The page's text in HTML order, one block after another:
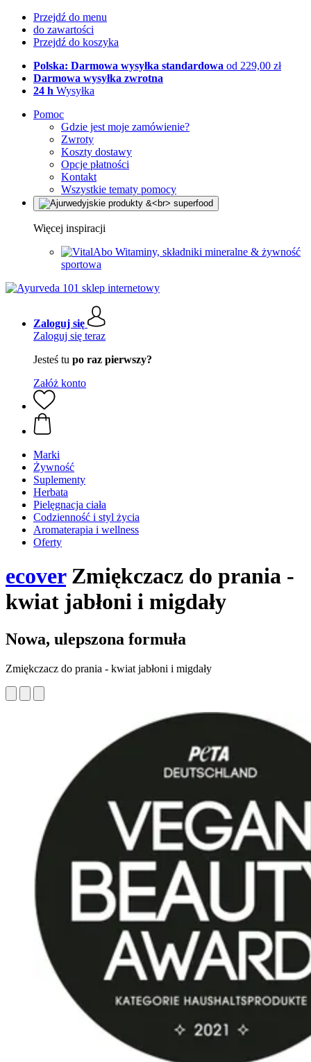
Przejdź do menu
do zawartości
Przejdź do koszyka
Polska: Darmowa wysyłka standardowa od 229,00 zł
Darmowa wysyłka zwrotna
24 h Wysyłka
Pomoc
Gdzie jest moje zamówienie?
Zwroty
Koszty dostawy
Opcje płatności
Kontakt
Wszystkie tematy pomocy
Więcej inspiracji
Witaminy, składniki mineralne & żywność
sportowa
Zaloguj się
Zaloguj się teraz
Jesteś tu po raz pierwszy?
Załóż konto
Marki
Żywność
Suplementy
Herbata
Pielęgnacja ciała
Codzienność i styl życia
Aromaterapia i wellness
Oferty
ecoverZmiękczacz do prania -
kwiat jabłoni i migdały
Nowa, ulepszona formuła
Zmiękczacz do prania - kwiat jabłoni i migdały